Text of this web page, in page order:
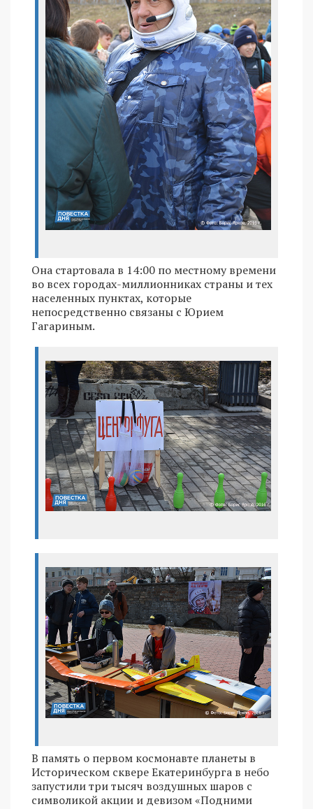
Она стартовала в 14:00 по местному времени
во всех городах-миллионниках страны и тех
населенных пунктах, которые
непосредственно связаны с Юрием
Гагариным.
В память о первом космонавте планеты в
Историческом сквере Екатеринбурга в небо
запустили три тысяч воздушных шаров с
символикой акции и девизом «Подними